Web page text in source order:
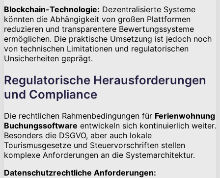
Blockchain-Technologie: Dezentralisierte Systeme
könnten die Abhängigkeit von großen Plattformen
reduzieren und transparentere Bewertungssysteme
ermöglichen. Die praktische Umsetzung ist jedoch noch
von technischen Limitationen und regulatorischen
Unsicherheiten geprägt.
Regulatorische Herausforderungen
und Compliance
Die rechtlichen Rahmenbedingungen für Ferienwohnung
Buchungssoftware entwickeln sich kontinuierlich weiter.
Besonders die DSGVO, aber auch lokale
Tourismusgesetze und Steuervorschriften stellen
komplexe Anforderungen an die Systemarchitektur.
Datenschutzrechtliche Anforderungen: